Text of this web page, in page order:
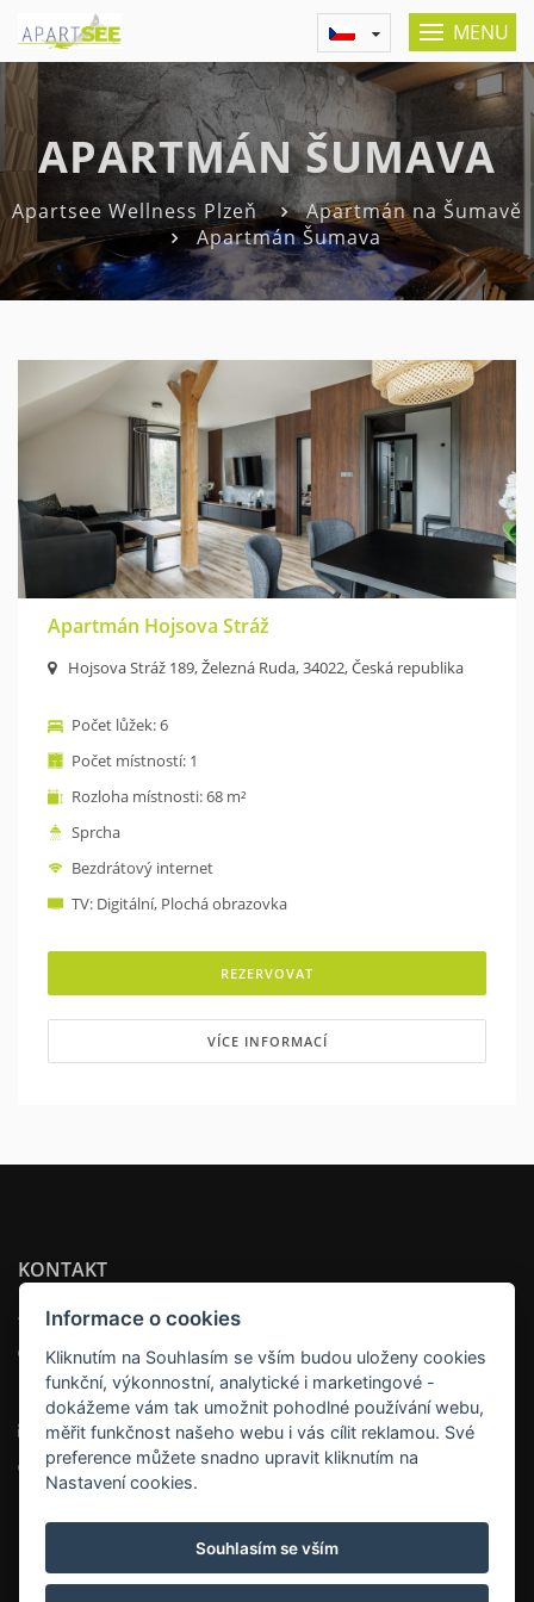
MENU
APARTMÁN ŠUMAVA
Apartsee Wellness Plzeň
Apartmán na Šumavě
Apartmán Šumava
Apartmán Hojsova Stráž
Hojsova Stráž 189, Železná Ruda, 34022, Česká republika
Počet lůžek: 6
Počet místností: 1
Rozloha místnosti: 68 m²
Sprcha
Bezdrátový internet
TV: Digitální, Plochá obrazovka
REZERVOVAT
VÍCE INFORMACÍ
KONTAKT
APARTSEE WELLNESS PLZEŇ
Adresa:
náměstí Tomáše Garrigue Masaryka 18 , 301 00 Plzeň
Email:info@apartsee.cz
Telefon:+420 725353017
Informace o cookies
Kliknutím na Souhlasím se vším budou uloženy cookies
funkční, výkonnostní, analytické i marketingové -
dokážeme vám tak umožnit pohodlné používání webu,
měřit funkčnost našeho webu i vás cílit reklamou. Své
preference můžete snadno upravit kliknutím na
Nastavení cookies.
Souhlasím se vším